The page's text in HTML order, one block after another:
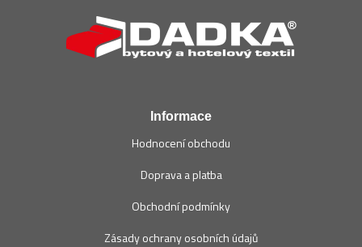
Informace
Hodnocení obchodu
Doprava a platba
Obchodní podmínky
Zásady ochrany osobních údajů